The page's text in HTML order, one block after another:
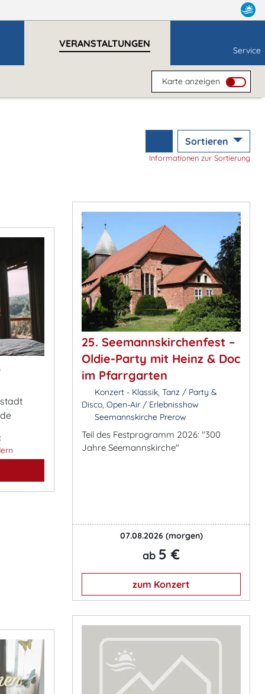
VERANSTALTUNGEN
Service
Karte anzeigen
Sortieren
Informationen zur Sortierung
25. Seemannskirchenfest –
Oldie-Party mit Heinz & Doc
im Pfarrgarten
Konzert - Klassik, Tanz / Party &
Disco, Open-Air / Erlebnisshow
Seemannskirche Prerow
Teil des Festprogramm 2026: "300
Jahre Seemannskirche"
07.08.2026 (morgen)
ab 5 €
zum Konzert